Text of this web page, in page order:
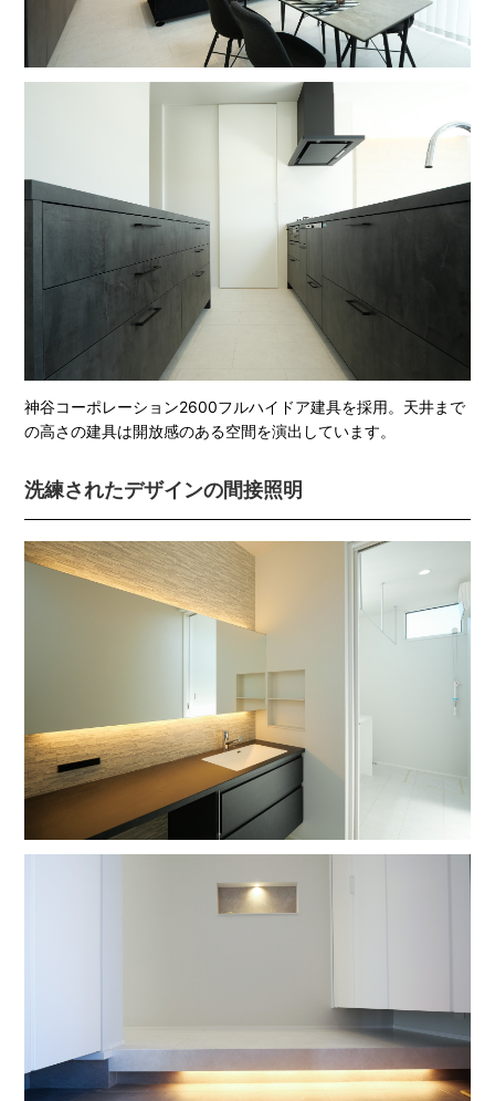
神谷コーポレーション2600フルハイドア建具を採用。天井まで
の高さの建具は開放感のある空間を演出しています。
洗練されたデザインの間接照明